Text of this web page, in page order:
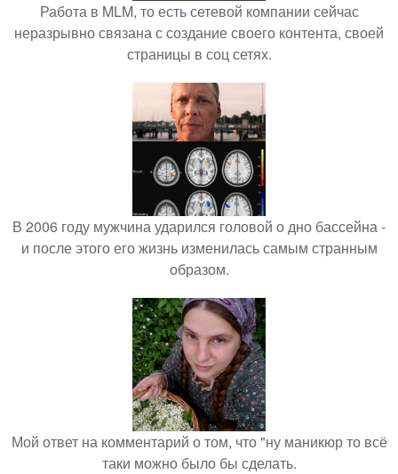
Работа в MLM, то есть сетевой компании сейчас
неразрывно связана с создание своего контента, своей
страницы в соц сетях.
В 2006 году мужчина ударился головой о дно бассейна -
и после этого его жизнь изменилась самым странным
образом.
Мой ответ на комментарий о том, что "ну маникюр то всё
таки можно было бы сделать.